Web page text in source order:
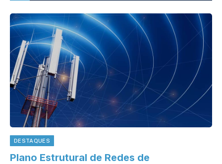
DESTAQUES
Plano Estrutural de Redes de